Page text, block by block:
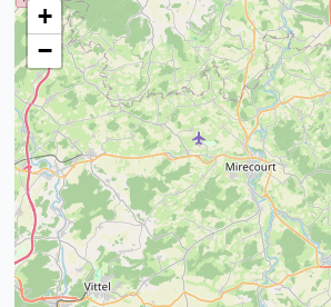
+
−